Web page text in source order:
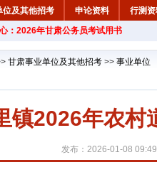
位及其他招考 申论资料 行测
：2026年甘肃公务员考试用书
甘肃事业单位及其他招考 >> 事业单位
镇2026年农村
发布：2026-01-08